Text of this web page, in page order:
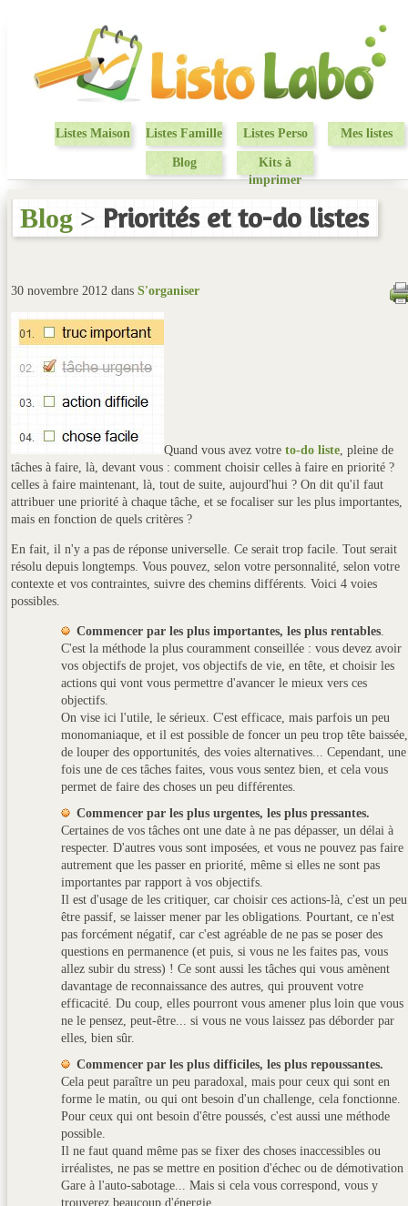
Listes Maison Listes Famille Listes Perso Mes listes
Blog
Kits à
imprimer
Blog > Priorités et to-do listes
30 novembre 2012 dans S'organiser
Quand vous avez votre to-do liste, pleine de
tâches à faire, là, devant vous : comment choisir celles à faire en priorité ?
celles à faire maintenant, là, tout de suite, aujourd'hui ? On dit qu'il faut
attribuer une priorité à chaque tâche, et se focaliser sur les plus importantes,
mais en fonction de quels critères ?
En fait, il n'y a pas de réponse universelle. Ce serait trop facile. Tout serait
résolu depuis longtemps. Vous pouvez, selon votre personnalité, selon votre
contexte et vos contraintes, suivre des chemins différents. Voici 4 voies
possibles.
Commencer par les plus importantes, les plus rentables.
C'est la méthode la plus couramment conseillée : vous devez avoir
vos objectifs de projet, vos objectifs de vie, en tête, et choisir les
actions qui vont vous permettre d'avancer le mieux vers ces
objectifs.
On vise ici l'utile, le sérieux. C'est efficace, mais parfois un peu
monomaniaque, et il est possible de foncer un peu trop tête baissée,
de louper des opportunités, des voies alternatives... Cependant, une
fois une de ces tâches faites, vous vous sentez bien, et cela vous
permet de faire des choses un peu différentes.
Commencer par les plus urgentes, les plus pressantes.
Certaines de vos tâches ont une date à ne pas dépasser, un délai à
respecter. D'autres vous sont imposées, et vous ne pouvez pas faire
autrement que les passer en priorité, même si elles ne sont pas
importantes par rapport à vos objectifs.
Il est d'usage de les critiquer, car choisir ces actions-là, c'est un peu
être passif, se laisser mener par les obligations. Pourtant, ce n'est
pas forcément négatif, car c'est agréable de ne pas se poser des
questions en permanence (et puis, si vous ne les faites pas, vous
allez subir du stress) ! Ce sont aussi les tâches qui vous amènent
davantage de reconnaissance des autres, qui prouvent votre
efficacité. Du coup, elles pourront vous amener plus loin que vous
ne le pensez, peut-être... si vous ne vous laissez pas déborder par
elles, bien sûr.
Commencer par les plus difficiles, les plus repoussantes.
Cela peut paraître un peu paradoxal, mais pour ceux qui sont en
forme le matin, ou qui ont besoin d'un challenge, cela fonctionne.
Pour ceux qui ont besoin d'être poussés, c'est aussi une méthode
possible.
Il ne faut quand même pas se fixer des choses inaccessibles ou
irréalistes, ne pas se mettre en position d'échec ou de démotivation
Gare à l'auto-sabotage... Mais si cela vous correspond, vous y
trouverez beaucoup d'énergie.